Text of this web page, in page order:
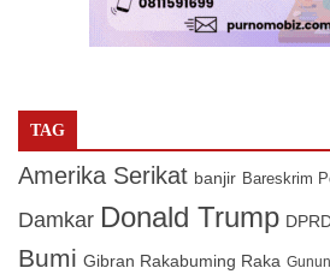
TAG
Amerika Serikat banjir Bareskrim
Damkar Donald Trump
Bumi Gibran Rakabuming Raka